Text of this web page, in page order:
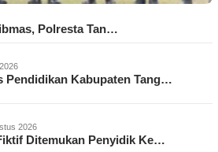
Polresta Tan…
Pendidikan Kabupaten Tang…
2026
Ditemukan Penyidik Ke…